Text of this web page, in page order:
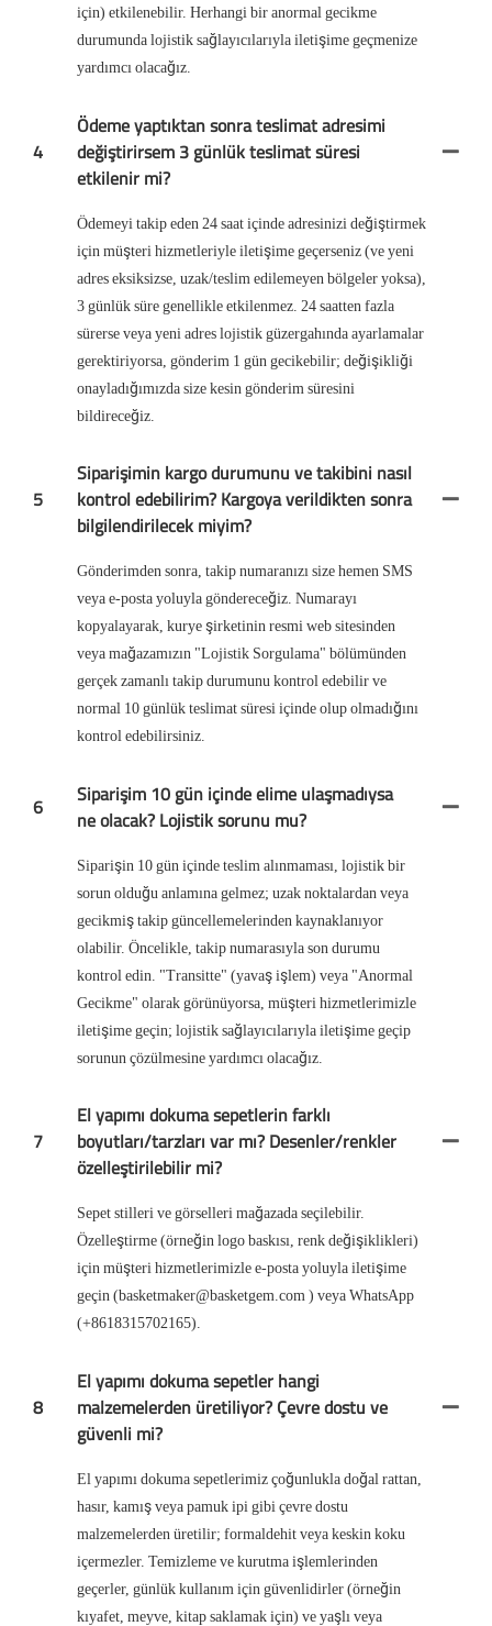
için) etkilenebilir. Herhangi bir anormal gecikme
durumunda lojistik sağlayıcılarıyla iletişime geçmenize
yardımcı olacağız.
4
Ödeme yaptıktan sonra teslimat adresimi
değiştirirsem 3 günlük teslimat süresi
etkilenir mi?
Ödemeyi takip eden 24 saat içinde adresinizi değiştirmek
için müşteri hizmetleriyle iletişime geçerseniz (ve yeni
adres eksiksizse, uzak/teslim edilemeyen bölgeler yoksa),
3 günlük süre genellikle etkilenmez. 24 saatten fazla
sürerse veya yeni adres lojistik güzergahında ayarlamalar
gerektiriyorsa, gönderim 1 gün gecikebilir; değişikliği
onayladığımızda size kesin gönderim süresini
bildireceğiz.
5
Siparişimin kargo durumunu ve takibini nasıl
kontrol edebilirim? Kargoya verildikten sonra
bilgilendirilecek miyim?
Gönderimden sonra, takip numaranızı size hemen SMS
veya e-posta yoluyla göndereceğiz. Numarayı
kopyalayarak, kurye şirketinin resmi web sitesinden
veya mağazamızın "Lojistik Sorgulama" bölümünden
gerçek zamanlı takip durumunu kontrol edebilir ve
normal 10 günlük teslimat süresi içinde olup olmadığını
kontrol edebilirsiniz.
6
Siparişim 10 gün içinde elime ulaşmadıysa
ne olacak? Lojistik sorunu mu?
Siparişin 10 gün içinde teslim alınmaması, lojistik bir
sorun olduğu anlamına gelmez; uzak noktalardan veya
gecikmiş takip güncellemelerinden kaynaklanıyor
olabilir. Öncelikle, takip numarasıyla son durumu
kontrol edin. "Transitte" (yavaş işlem) veya "Anormal
Gecikme" olarak görünüyorsa, müşteri hizmetlerimizle
iletişime geçin; lojistik sağlayıcılarıyla iletişime geçip
sorunun çözülmesine yardımcı olacağız.
7
El yapımı dokuma sepetlerin farklı
boyutları/tarzları var mı? Desenler/renkler
özelleştirilebilir mi?
Sepet stilleri ve görselleri mağazada seçilebilir.
Özelleştirme (örneğin logo baskısı, renk değişiklikleri)
için müşteri hizmetlerimizle e-posta yoluyla iletişime
geçin (basketmaker@basketgem.com ) veya WhatsApp
(+8618315702165).
8
El yapımı dokuma sepetler hangi
malzemelerden üretiliyor? Çevre dostu ve
güvenli mi?
El yapımı dokuma sepetlerimiz çoğunlukla doğal rattan,
hasır, kamış veya pamuk ipi gibi çevre dostu
malzemelerden üretilir; formaldehit veya keskin koku
içermezler. Temizleme ve kurutma işlemlerinden
geçerler, günlük kullanım için güvenlidirler (örneğin
kıyafet, meyve, kitap saklamak için) ve yaşlı veya